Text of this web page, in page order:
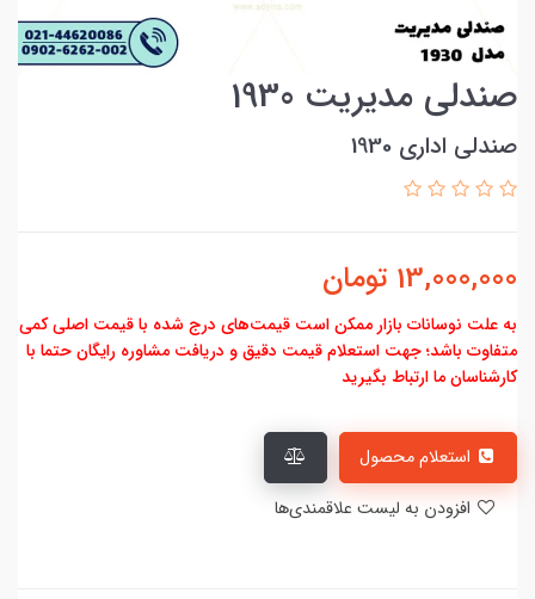
صندلی مدیریت 1930
صندلی اداری 1930
13,000,000 تومان
به علت نوسانات بازار ممکن است قیمت‌های درج شده با قیمت اصلی کمی
متفاوت باشد؛ جهت استعلام قیمت دقیق و دریافت مشاوره رایگان حتما با
کارشناسان ما ارتباط بگیرید